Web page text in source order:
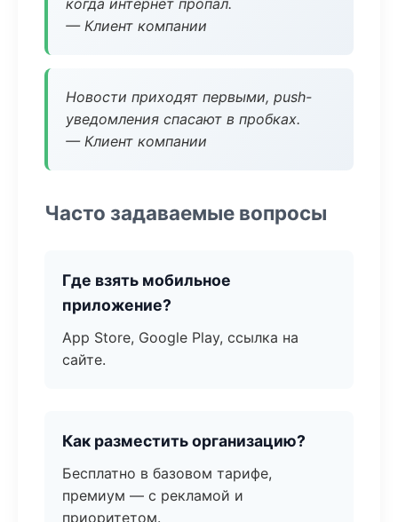
когда интернет пропал.
— Клиент компании
Новости приходят первыми, push-
уведомления спасают в пробках.
— Клиент компании
Часто задаваемые вопросы
Где взять мобильное
приложение?
App Store, Google Play, ссылка на
сайте.
Как разместить организацию?
Бесплатно в базовом тарифе,
премиум — с рекламой и
приоритетом.